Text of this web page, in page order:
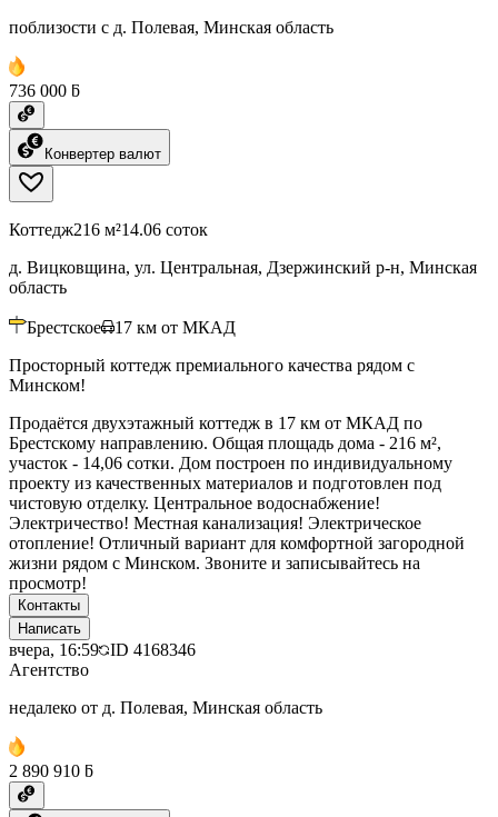
поблизости с д. Полевая, Минская область
736 000 ƃ
Конвертер валют
Коттедж216 м²14.06 соток
д. Вицковщина, ул. Центральная, Дзержинский р-н, Минская
область
Брестское 17 км от МКАД
Просторный коттедж премиального качества рядом с
Минском!
Продаётся двухэтажный коттедж в 17 км от МКАД по
Брестскому направлению. Общая площадь дома - 216 м²,
участок - 14,06 сотки. Дом построен по индивидуальному
проекту из качественных материалов и подготовлен под
чистовую отделку. Центральное водоснабжение!
Электричество! Местная канализация! Электрическое
отопление! Отличный вариант для комфортной загородной
жизни рядом с Минском. Звоните и записывайтесь на
просмотр!
Контакты
Написать
вчера, 16:59 ID 4168346
Агентство
недалеко от д. Полевая, Минская область
2 890 910 ƃ